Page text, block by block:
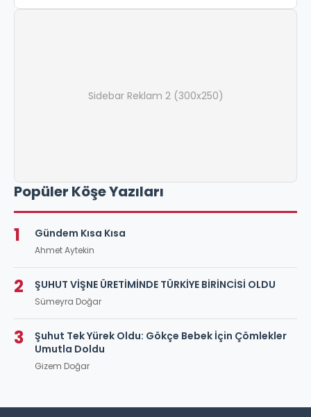
Sidebar Reklam 2 (300x250)
Popüler Köşe Yazıları
1 Gündem Kısa Kısa
Ahmet Aytekin
2 ŞUHUT VİŞNE ÜRETİMİNDE TÜRKİYE BİRİNCİSİ OLDU
Sümeyra Doğar
3
Şuhut Tek Yürek Oldu: Gökçe Bebek İçin Çömlekler
Umutla Doldu
Gizem Doğar